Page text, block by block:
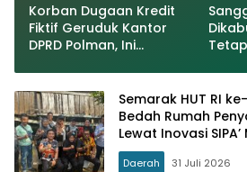
Korban Dugaan Kredit
Fiktif Geruduk Kantor
DPRD Polman, Ini
Semarak HUT RI
Bedah Rumah
Lewat Inovasi SIPA’
BERSEDEKAH
Daerah 31 Juli 2026